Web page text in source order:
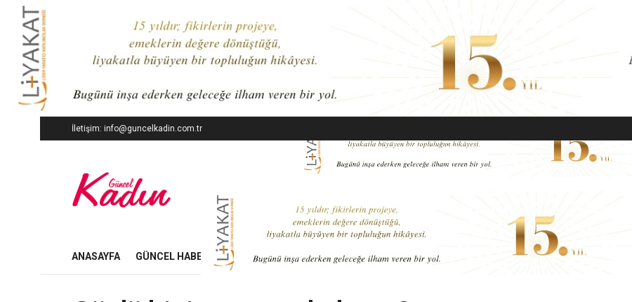
İletişim: info@guncelkadin.com.tr
ANASAYFA GÜNCEL HABERLER İŞ DÜNYASI EKONOMI MODA GÜZELLIK YAŞAM SANAT